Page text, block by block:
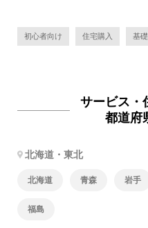
初心者向け 住宅購入 基
サービス・
都道府
北海道・東北
北海道 青森 岩手
福島